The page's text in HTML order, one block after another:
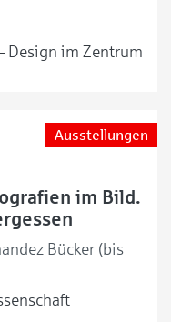
Design im Zentrum
Ausstellungen
im Bild.
Bücker (bis